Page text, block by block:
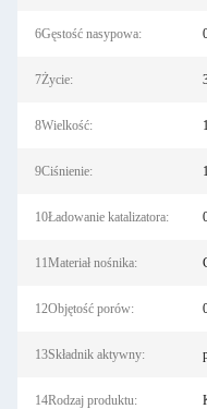
6Gęstość nasypowa:
7Życie:
8Wielkość:
9Ciśnienie:
10Ładowanie katalizatora:
11Materiał nośnika:
12Objętość porów:
13Składnik aktywny:
14Rodzaj produktu: